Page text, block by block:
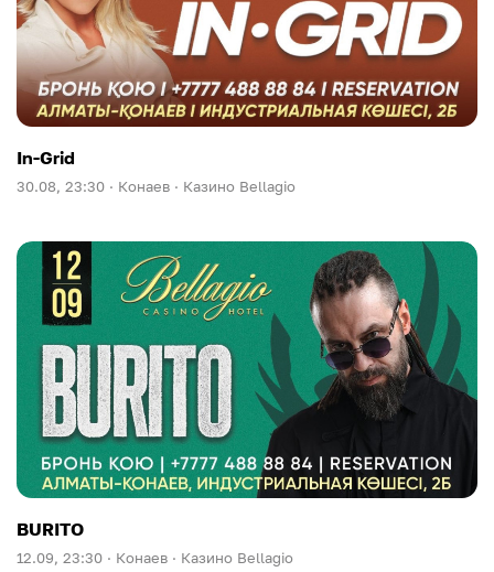
In-Grid
30.08, 23:30 · Конаев · Казино Bellagio
BURITO
12.09, 23:30 · Конаев · Казино Bellagio